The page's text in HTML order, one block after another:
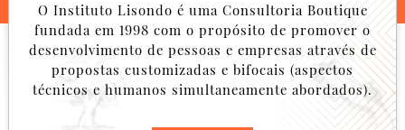
O Instituto Lisondo é uma Consultoria Boutique
fundada em 1998 com o propósito de promover o
desenvolvimento de pessoas e empresas através de
propostas customizadas e bifocais (aspectos
técnicos e humanos simultaneamente abordados).